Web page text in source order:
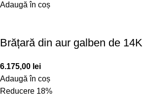
Adaugă în coș
Brățară din aur galben de 14K
6.175,00 lei
Adaugă în coș
Reducere 18%